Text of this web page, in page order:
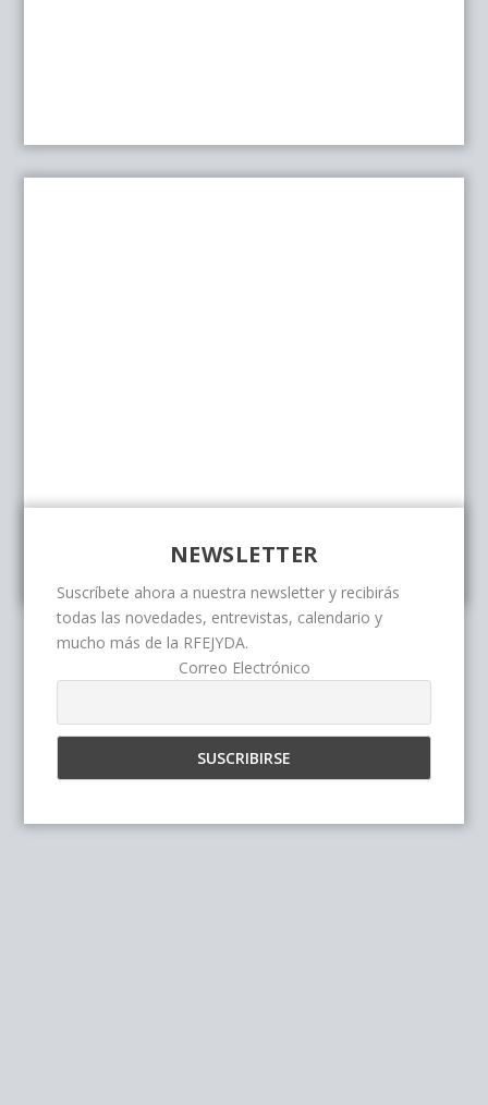
NEWSLETTER
Suscríbete ahora a nuestra newsletter y recibirás
todas las novedades, entrevistas, calendario y
mucho más de la RFEJYDA.
Correo Electrónico